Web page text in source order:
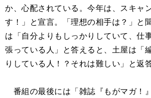
か、心配されている。今年は、スキャ
す！」と宣言。「理想の相手は？」と
は「自分よりもしっかりしていて、仕
張っている人」と答えると、土屋は「
りしている人！？それは難しい」と返答
番組の最後には「雑誌『もがマガ！